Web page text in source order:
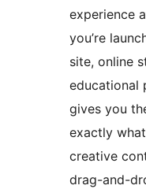
experience
you’re
site, online
educational
gives you
exactly
creative
drag-and-